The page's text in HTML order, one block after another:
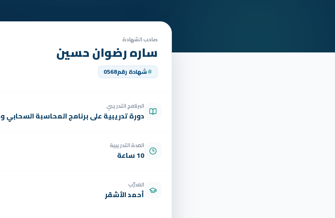
صاحب الشهادة
ساره رضوان حسين
شهادة رقم0568
البرنامج التدريبي
دورة تدريبية على برنامج المحاسبة السحابي
المدة التدريبية
10 ساعة
المدرّب
أحمد الأشقر